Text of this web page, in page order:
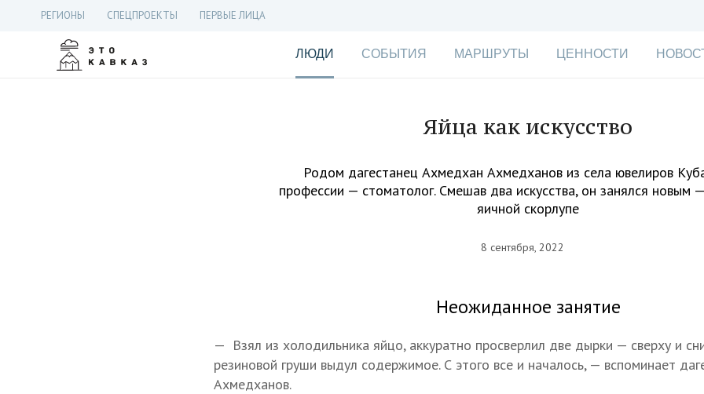
РЕГИОНЫ СПЕЦПРОЕКТЫ ПЕРВЫЕ ЛИЦА
ЛЮДИ СОБЫТИЯ МАРШРУТЫ ЦЕННОСТИ
Яйца как искусство
Родом дагестанец Ахмедхан Ахмедханов из села ювелиров
профессии — стоматолог. Смешав два искусства, он занялся новым
яичной скорлупе
8 сентября, 2022
Неожиданное занятие
— Взял из холодильника яйцо, аккуратно просверлил две дырки — сверху и
резиновой груши выдул содержимое. С этого все и началось, — вспоминает
Ахмедханов.